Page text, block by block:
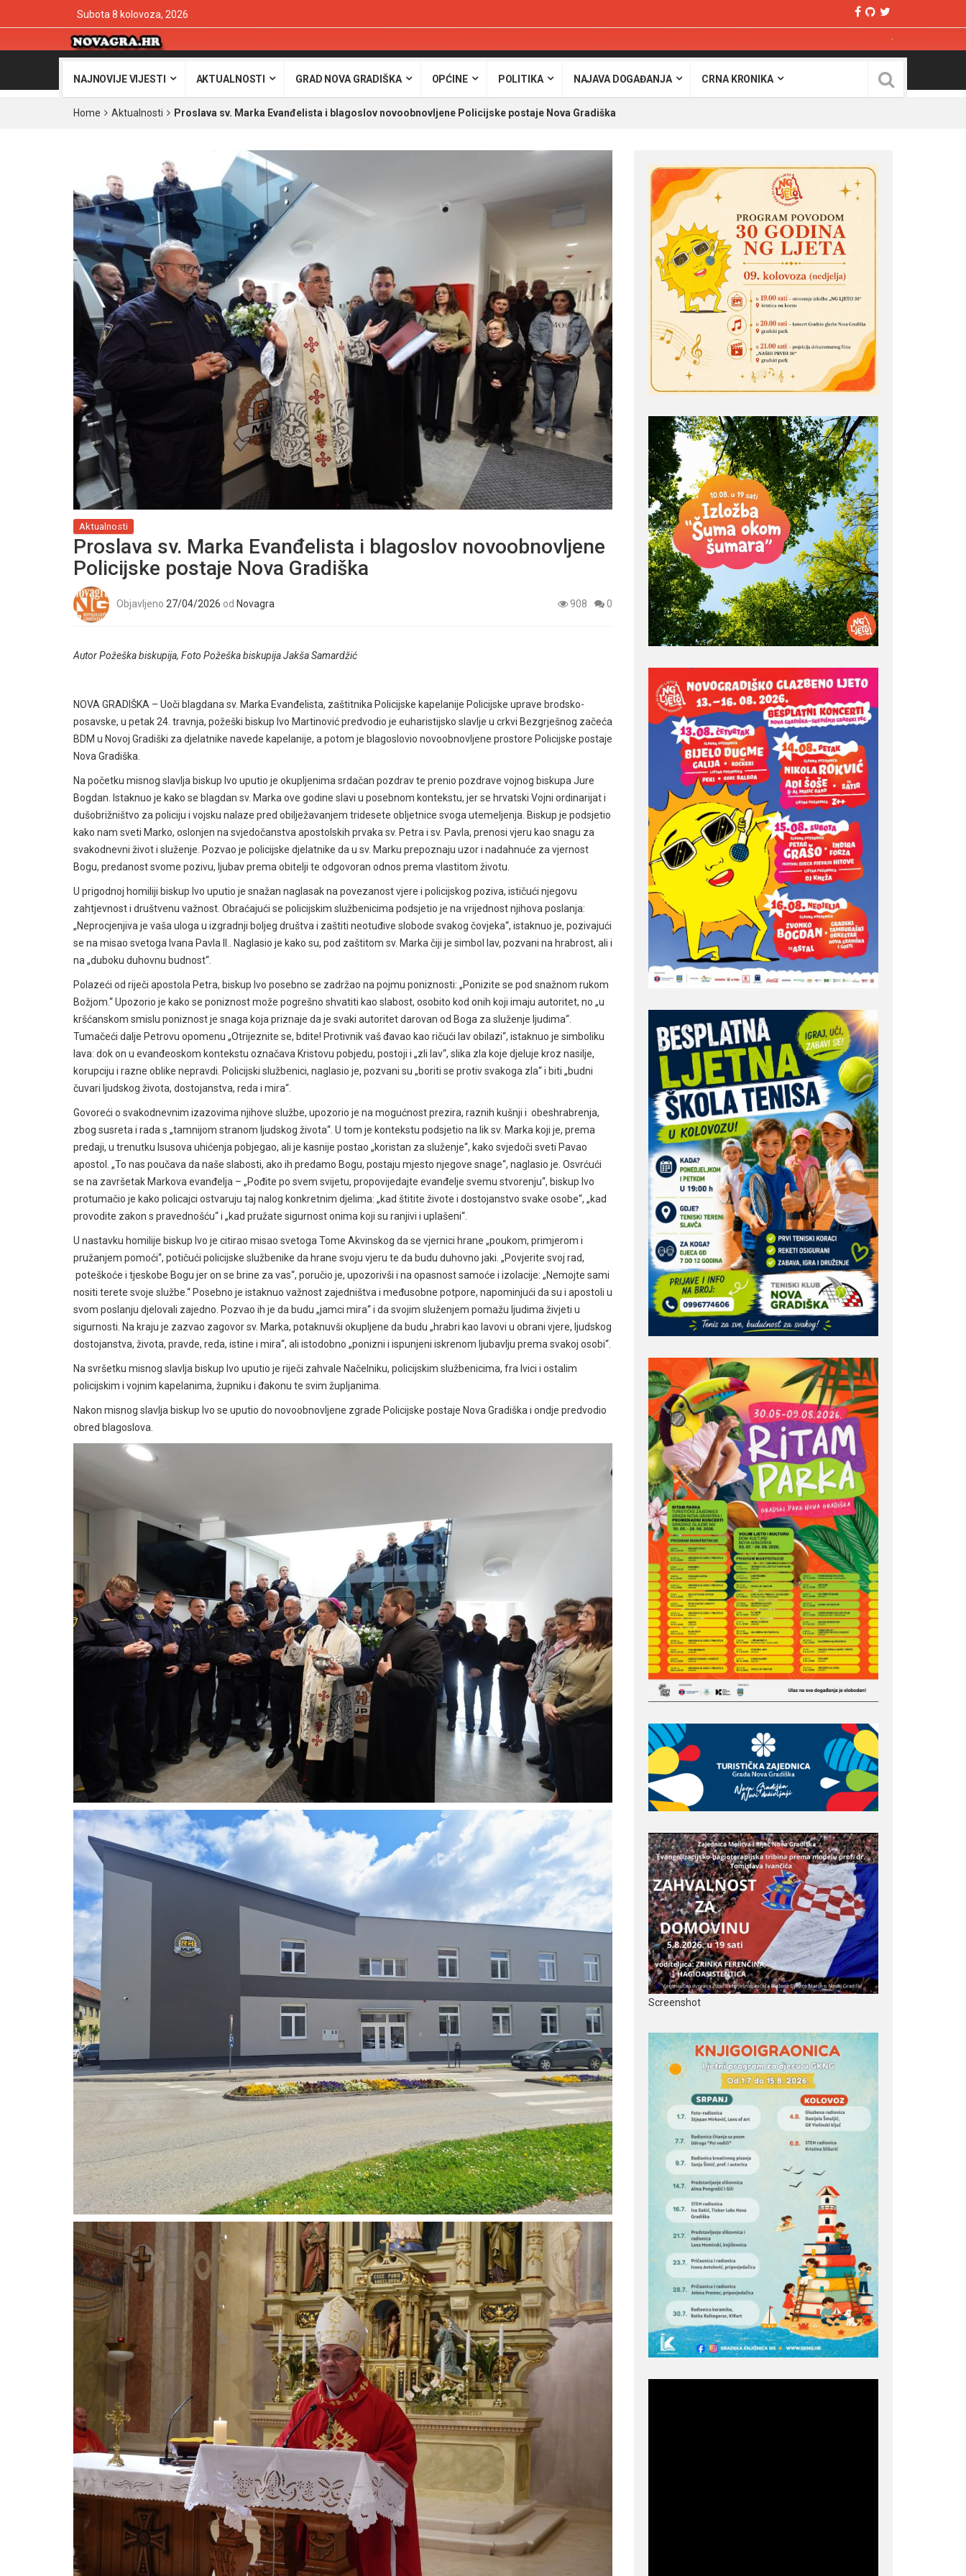
Subota 8 kolovoza, 2026
NAJNOVIJE VIJESTI AKTUALNOSTI GRAD NOVA GRADIŠKA OPĆINE POLITIKA NAJAVA DOGAĐANJA CRNA KRONIKA
Home Aktualnosti Proslava sv. Marka Evanđelista i blagoslov novoobnovljene Policijske postaje Nova Gradiška
Aktualnosti
Proslava sv. Marka Evanđelista i blagoslov novoobnovljene
Policijske postaje Nova Gradiška
Objavljeno 27/04/2026 od Novagra 908 0
Autor Požeška biskupija, Foto Požeška biskupija Jakša Samardžić
NOVA GRADIŠKA – Uoči blagdana sv. Marka Evanđelista, zaštitnika Policijske kapelanije Policijske uprave brodsko-
posavske, u petak 24. travnja, požeški biskup Ivo Martinović predvodio je euharistijsko slavlje u crkvi Bezgrješnog začeća
BDM u Novoj Gradiški za djelatnike navede kapelanije, a potom je blagoslovio novoobnovljene prostore Policijske postaje
Nova Gradiška.
Na početku misnog slavlja biskup Ivo uputio je okupljenima srdačan pozdrav te prenio pozdrave vojnog biskupa Jure
Bogdan. Istaknuo je kako se blagdan sv. Marka ove godine slavi u posebnom kontekstu, jer se hrvatski Vojni ordinarijat i
dušobrižništvo za policiju i vojsku nalaze pred obilježavanjem tridesete obljetnice svoga utemeljenja. Biskup je podsjetio
kako nam sveti Marko, oslonjen na svjedočanstva apostolskih prvaka sv. Petra i sv. Pavla, prenosi vjeru kao snagu za
svakodnevni život i služenje. Pozvao je policijske djelatnike da u sv. Marku prepoznaju uzor i nadahnuće za vjernost
Bogu, predanost svome pozivu, ljubav prema obitelji te odgovoran odnos prema vlastitom životu.
U prigodnoj homiliji biskup Ivo uputio je snažan naglasak na povezanost vjere i policijskog poziva, ističući njegovu
zahtjevnost i društvenu važnost. Obraćajući se policijskim službenicima podsjetio je na vrijednost njihova poslanja:
„Neprocjenjiva je vaša uloga u izgradnji boljeg društva i zaštiti neotuđive slobode svakog čovjeka“, istaknuo je, pozivajući
se na misao svetoga Ivana Pavla II.. Naglasio je kako su, pod zaštitom sv. Marka čiji je simbol lav, pozvani na hrabrost, ali i
na „duboku duhovnu budnost“.
Polazeći od riječi apostola Petra, biskup Ivo posebno se zadržao na pojmu poniznosti: „Ponizite se pod snažnom rukom
Božjom.“ Upozorio je kako se poniznost može pogrešno shvatiti kao slabost, osobito kod onih koji imaju autoritet, no „u
kršćanskom smislu poniznost je snaga koja priznaje da je svaki autoritet darovan od Boga za služenje ljudima“.
Tumačeći dalje Petrovu opomenu „Otrijeznite se, bdite! Protivnik vaš đavao kao ričući lav obilazi“, istaknuo je simboliku
lava: dok on u evanđeoskom kontekstu označava Kristovu pobjedu, postoji i „zli lav“, slika zla koje djeluje kroz nasilje,
korupciju i razne oblike nepravdi. Policijski službenici, naglasio je, pozvani su „boriti se protiv svakoga zla“ i biti „budni
čuvari ljudskog života, dostojanstva, reda i mira“.
Govoreći o svakodnevnim izazovima njihove službe, upozorio je na mogućnost prezira, raznih kušnji i obeshrabrenja,
zbog susreta i rada s „tamnijom stranom ljudskog života“. U tom je kontekstu podsjetio na lik sv. Marka koji je, prema
predaji, u trenutku Isusova uhićenja pobjegao, ali je kasnije postao „koristan za služenje“, kako svjedoči sveti Pavao
apostol. „To nas poučava da naše slabosti, ako ih predamo Bogu, postaju mjesto njegove snage“, naglasio je. Osvrćući
se na završetak Markova evanđelja – „Pođite po svem svijetu, propovijedajte evanđelje svemu stvorenju“, biskup Ivo
protumačio je kako policajci ostvaruju taj nalog konkretnim djelima: „kad štitite živote i dostojanstvo svake osobe“, „kad
provodite zakon s pravednošću“ i „kad pružate sigurnost onima koji su ranjivi i uplašeni“.
U nastavku homilije biskup Ivo je citirao misao svetoga Tome Akvinskog da se vjernici hrane „poukom, primjerom i
pružanjem pomoći“, potičući policijske službenike da hrane svoju vjeru te da budu duhovno jaki. „Povjerite svoj rad,
poteškoće i tjeskobe Bogu jer on se brine za vas“, poručio je, upozorivši i na opasnost samoće i izolacije: „Nemojte sami
nositi terete svoje službe.“ Posebno je istaknuo važnost zajedništva i međusobne potpore, napominjući da su i apostoli u
svom poslanju djelovali zajedno. Pozvao ih je da budu „jamci mira“ i da svojim služenjem pomažu ljudima živjeti u
sigurnosti. Na kraju je zazvao zagovor sv. Marka, potaknuvši okupljene da budu „hrabri kao lavovi u obrani vjere, ljudskog
dostojanstva, života, pravde, reda, istine i mira“, ali istodobno „ponizni i ispunjeni iskrenom ljubavlju prema svakoj osobi“.
Na svršetku misnog slavlja biskup Ivo uputio je riječi zahvale Načelniku, policijskim službenicima, fra Ivici i ostalim
policijskim i vojnim kapelanima, župniku i đakonu te svim župljanima.
Nakon misnog slavlja biskup Ivo se uputio do novoobnovljene zgrade Policijske postaje Nova Gradiška i ondje predvodio
obred blagoslova.
Screenshot